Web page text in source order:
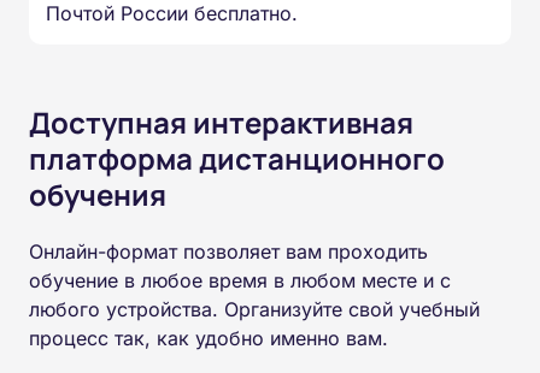
Почтой России бесплатно.
Доступная интерактивная
платформа дистанционного
обучения
Онлайн-формат позволяет вам проходить
обучение в любое время в любом месте и с
любого устройства. Организуйте свой учебный
процесс так, как удобно именно вам.